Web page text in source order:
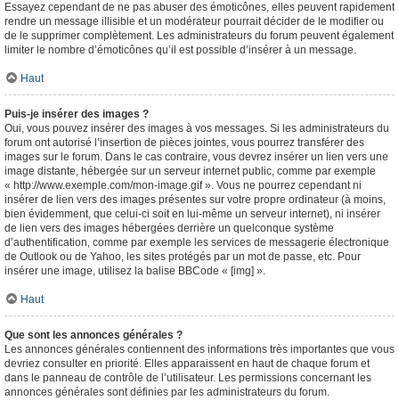
Essayez cependant de ne pas abuser des émoticônes, elles peuvent rapidement
rendre un message illisible et un modérateur pourrait décider de le modifier ou
de le supprimer complètement. Les administrateurs du forum peuvent également
limiter le nombre d’émoticônes qu’il est possible d’insérer à un message.
Haut
Puis-je insérer des images ?
Oui, vous pouvez insérer des images à vos messages. Si les administrateurs du
forum ont autorisé l’insertion de pièces jointes, vous pourrez transférer des
images sur le forum. Dans le cas contraire, vous devrez insérer un lien vers une
image distante, hébergée sur un serveur internet public, comme par exemple
« http://www.exemple.com/mon-image.gif ». Vous ne pourrez cependant ni
insérer de lien vers des images présentes sur votre propre ordinateur (à moins,
bien évidemment, que celui-ci soit en lui-même un serveur internet), ni insérer
de lien vers des images hébergées derrière un quelconque système
d’authentification, comme par exemple les services de messagerie électronique
de Outlook ou de Yahoo, les sites protégés par un mot de passe, etc. Pour
insérer une image, utilisez la balise BBCode « [img] ».
Haut
Que sont les annonces générales ?
Les annonces générales contiennent des informations très importantes que vous
devriez consulter en priorité. Elles apparaissent en haut de chaque forum et
dans le panneau de contrôle de l’utilisateur. Les permissions concernant les
annonces générales sont définies par les administrateurs du forum.